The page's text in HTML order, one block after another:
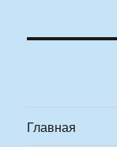
Главная